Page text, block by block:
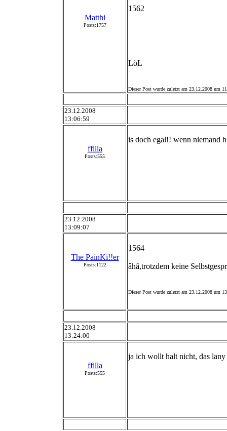
Matthi
Posts:1757
1562
LöL
Dieser Post wurde zuletzt am 23.12.2008 um
23.12.2008
13:06:59
ffilla
Posts:555
is doch egal!! wenn niemand
23.12.2008
13:09:07
The PainKi!!er
Posts:1122
1564
âhâ,trotzdem keine
Dieser Post wurde zuletzt am 23.12.2008 um
23.12.2008
13:24:00
ffilla
Posts:555
ja ich wollt halt nicht, das lany